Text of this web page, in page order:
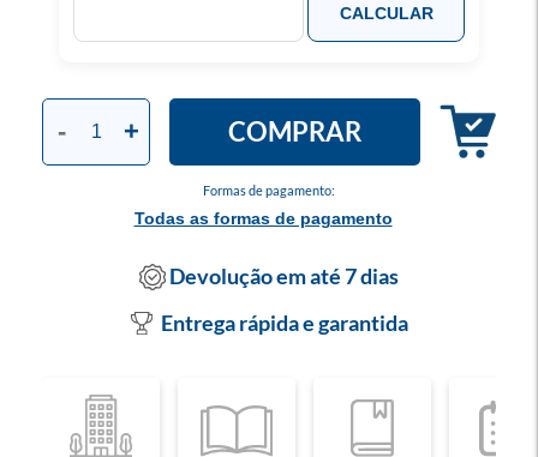
Formas de pagamento:
Todas as formas de pagamento
- + COMPRAR
CALCULAR
Devolução em até 7 dias
Entrega rápida e garantida